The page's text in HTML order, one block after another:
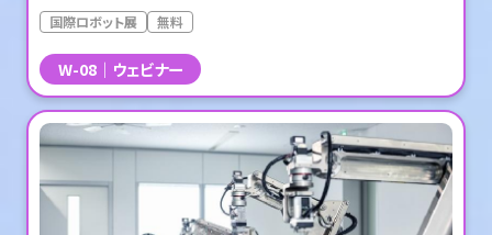
W-08 ウェビナー
国際ロボット展 無料